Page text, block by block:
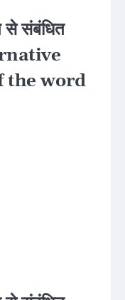
से संबंधित
the word